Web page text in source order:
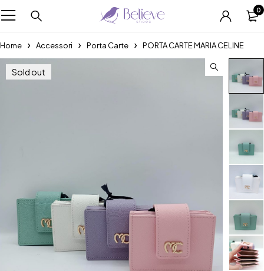
0
Home Accessori Porta Carte PORTA CARTE MARIA CELINE
Sold out